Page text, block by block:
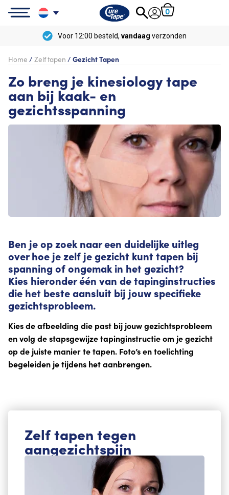
0
Voor 12:00 besteld, vandaag verzonden
Home / Zelf tapen / Gezicht Tapen
Zo breng je kinesiology tape
aan bij kaak- en
gezichtsspanning
Ben je op zoek naar een duidelijke uitleg
over hoe je zelf je gezicht kunt tapen bij
spanning of ongemak in het gezicht?
Kies hieronder één van de tapinginstructies
die het beste aansluit bij jouw specifieke
gezichtsprobleem.
Kies de afbeelding die past bij jouw gezichtsprobleem
en volg de stapsgewijze tapinginstructie om je gezicht
op de juiste manier te tapen. Foto’s en toelichting
begeleiden je tijdens het aanbrengen.
Zelf tapen tegen
aangezichtspijn